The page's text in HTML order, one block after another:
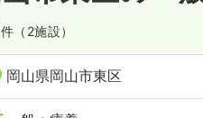
件（2施設）
岡山県岡山市東区